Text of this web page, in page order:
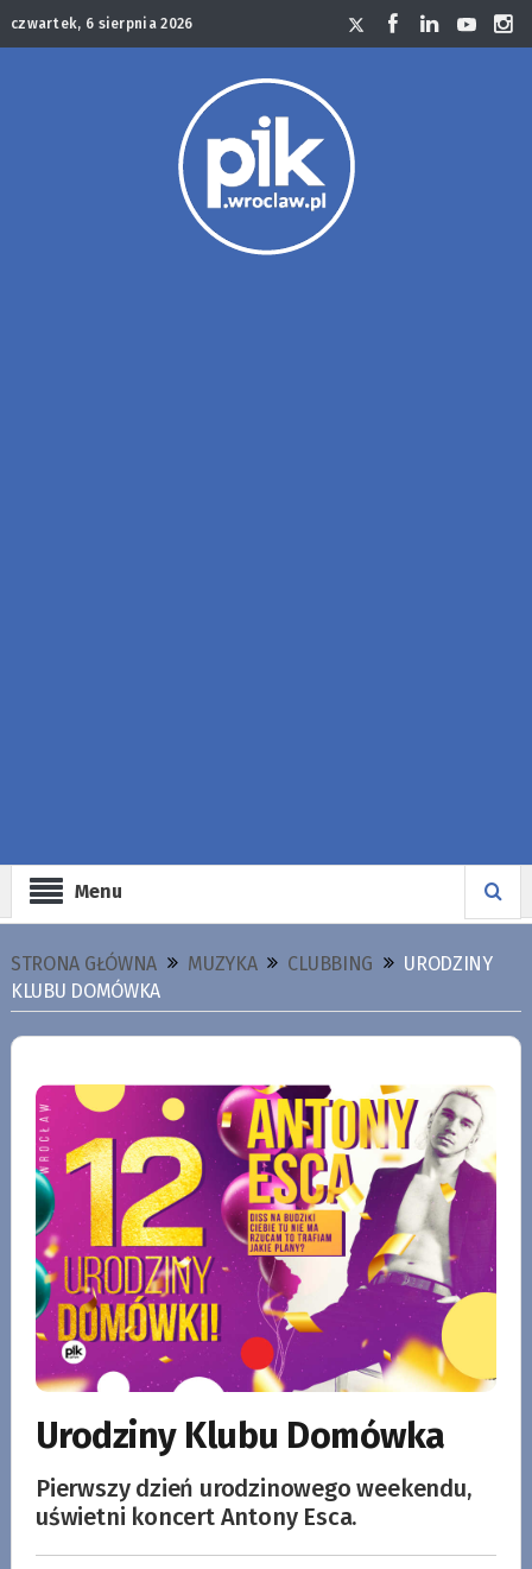
czwartek, 6 sierpnia 2026
Menu
STRONA GŁÓWNA MUZYKA CLUBBING
URODZINY
KLUBU DOMÓWKA
Urodziny Klubu Domówka
Pierwszy dzień urodzinowego weekendu,
uświetni koncert Antony Esca.